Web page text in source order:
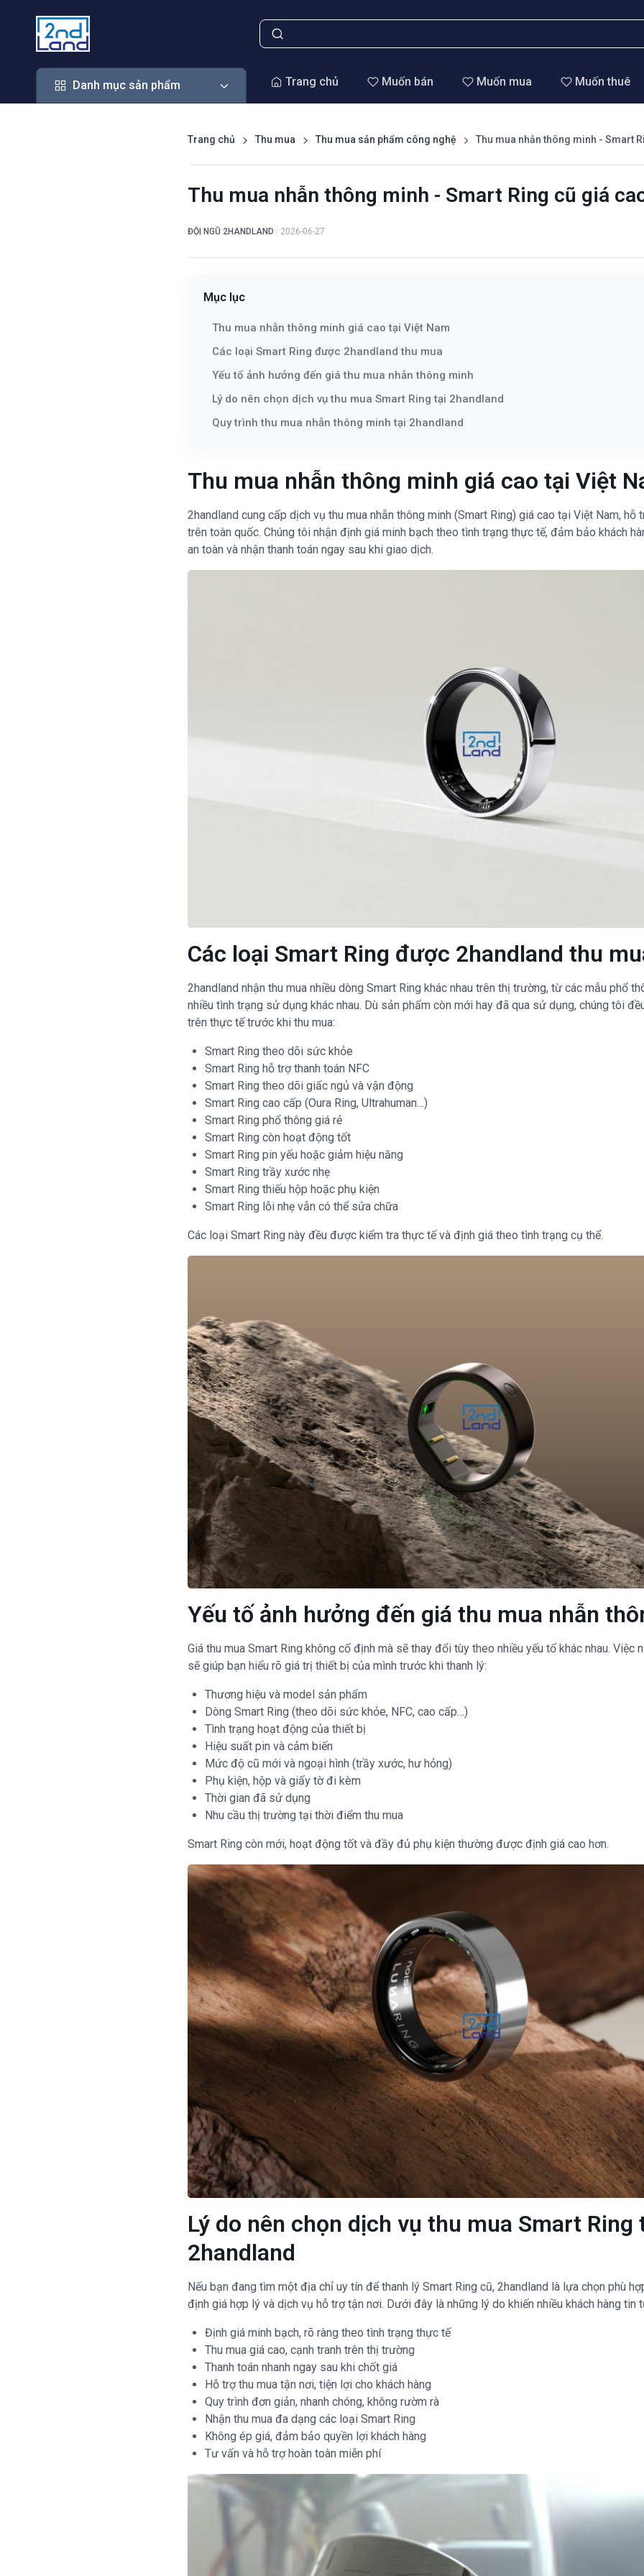
Danh mục sản phẩm
Danh mục sản phẩm Trang chủ Muốn bán Muốn mua Muốn thuê
Trang chủ Thu mua Thu mua sản phẩm công nghệ Thu mua nhẫn thông minh - Smart
Thu mua nhẫn thông minh - Smart Ring cũ giá
ĐỘI NGŨ 2HANDLAND 2026-06-27
Mục lục
Thu mua nhẫn thông minh giá cao tại Việt Nam
Các loại Smart Ring được 2handland thu mua
Yếu tố ảnh hưởng đến giá thu mua nhẫn thông minh
Lý do nên chọn dịch vụ thu mua Smart Ring tại 2handland
Quy trình thu mua nhẫn thông minh tại 2handland
Thu mua nhẫn thông minh giá cao tại Việt
2handland cung cấp dịch vụ thu mua nhẫn thông minh (Smart Ring) giá cao tại Việt Nam, hỗ
trên toàn quốc. Chúng tôi nhận định giá minh bạch theo tình trạng thực tế, đảm bảo khách
an toàn và nhận thanh toán ngay sau khi giao dịch.
Các loại Smart Ring được 2handland thu
2handland nhận thu mua nhiều dòng Smart Ring khác nhau trên thị trường, từ các mẫu phổ
nhiều tình trạng sử dụng khác nhau. Dù sản phẩm còn mới hay đã qua sử dụng, chúng tôi
trên thực tế trước khi thu mua:
Smart Ring theo dõi sức khỏe
Smart Ring hỗ trợ thanh toán NFC
Smart Ring theo dõi giấc ngủ và vận động
Smart Ring cao cấp (Oura Ring, Ultrahuman…)
Smart Ring phổ thông giá rẻ
Smart Ring còn hoạt động tốt
Smart Ring pin yếu hoặc giảm hiệu năng
Smart Ring trầy xước nhẹ
Smart Ring thiếu hộp hoặc phụ kiện
Smart Ring lỗi nhẹ vẫn có thể sửa chữa
Các loại Smart Ring này đều được kiểm tra thực tế và định giá theo tình trạng cụ thể.
Yếu tố ảnh hưởng đến giá thu mua nhẫn
Giá thu mua Smart Ring không cố định mà sẽ thay đổi tùy theo nhiều yếu tố khác nhau. Việc
sẽ giúp bạn hiểu rõ giá trị thiết bị của mình trước khi thanh lý:
Thương hiệu và model sản phẩm
Dòng Smart Ring (theo dõi sức khỏe, NFC, cao cấp…)
Tình trạng hoạt động của thiết bị
Hiệu suất pin và cảm biến
Mức độ cũ mới và ngoại hình (trầy xước, hư hỏng)
Phụ kiện, hộp và giấy tờ đi kèm
Thời gian đã sử dụng
Nhu cầu thị trường tại thời điểm thu mua
Smart Ring còn mới, hoạt động tốt và đầy đủ phụ kiện thường được định giá cao hơn.
Lý do nên chọn dịch vụ thu mua Smart Ring
2handland
Nếu bạn đang tìm một địa chỉ uy tín để thanh lý Smart Ring cũ, 2handland là lựa chọn phù
định giá hợp lý và dịch vụ hỗ trợ tận nơi. Dưới đây là những lý do khiến nhiều khách hàng tin
Định giá minh bạch, rõ ràng theo tình trạng thực tế
Thu mua giá cao, cạnh tranh trên thị trường
Thanh toán nhanh ngay sau khi chốt giá
Hỗ trợ thu mua tận nơi, tiện lợi cho khách hàng
Quy trình đơn giản, nhanh chóng, không rườm rà
Nhận thu mua đa dạng các loại Smart Ring
Không ép giá, đảm bảo quyền lợi khách hàng
Tư vấn và hỗ trợ hoàn toàn miễn phí